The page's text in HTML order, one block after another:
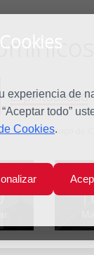
experiencia de
todo”
Cookies.
Espiritualidad
Tercer Domingo de